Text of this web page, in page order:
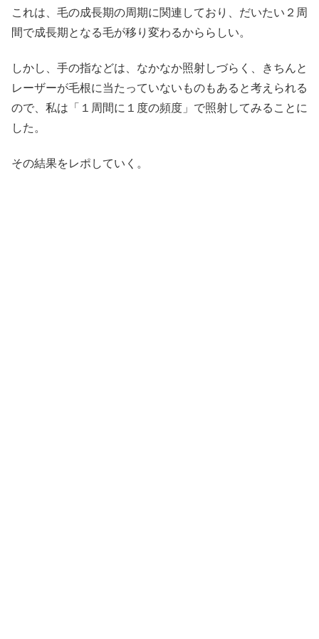
これは、毛の成長期の周期に関連しており、だいたい２周
間で成長期となる毛が移り変わるかららしい。
しかし、手の指などは、なかなか照射しづらく、きちんと
レーザーが毛根に当たっていないものもあると考えられる
ので、私は「１周間に１度の頻度」で照射してみることに
した。
その結果をレポしていく。